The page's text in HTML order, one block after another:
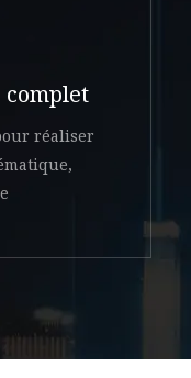
complet
réaliser